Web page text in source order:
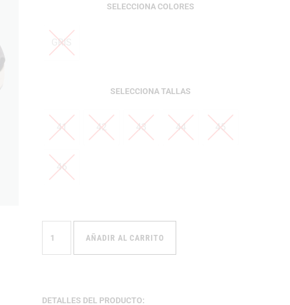
COLORES
GRIS
TALLAS
41 42 43 44 45
46
AÑADIR AL CARRITO
DETALLES DEL PRODUCTO: